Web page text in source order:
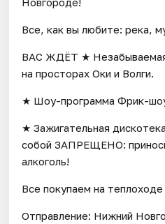
Все, как вы любите: река,
ВАС ЖДЁТ ★ Незабываемая
на просторах Оки и Волги.
★ Шоу-программа Фрик-
★ Зажигательная
собой ЗАПРЕЩЕНО:
алкоголь!
Все покупаем на
Отправление: Нижний